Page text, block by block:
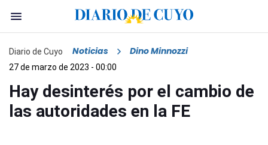
Diario de Cuyo Noticias Dino Minnozzi
27 de marzo de 2023 - 00:00
Hay desinterés por el cambio de
las autoridades en la FE